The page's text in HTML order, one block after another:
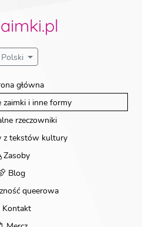
główna
zaimki i inne formy
rzeczowniki
z tekstów kultury
Zasoby
Blog
queerowa
Kontakt